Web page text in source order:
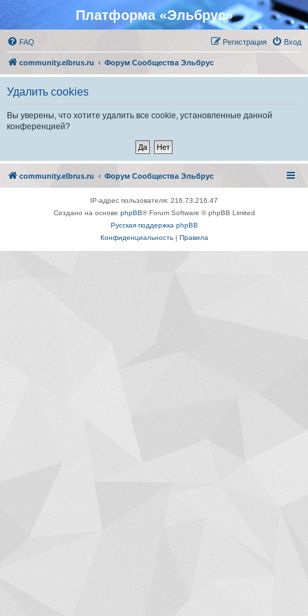
Платформа «Эльбрус»
FAQ Вход
Регистрация
community.elbrus.ru Форум Сообщества Эльбрус
Удалить cookies
Вы уверены, что хотите удалить все cookie, установленные данной
конференцией?
community.elbrus.ru Форум Сообщества Эльбрус
IP-адрес пользователя: 216.73.216.47
Создано на основе phpBB® Forum Software © phpBB Limited
Русская поддержка phpBB
Конфиденциальность| Правила